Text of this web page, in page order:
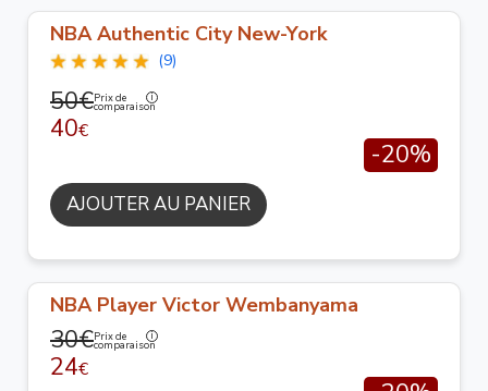
NBA Authentic City New-York
(9)
50€Prix de
comparaison
40€
-20%
AJOUTER AU PANIER
NBA Player Victor Wembanyama
30€Prix de
comparaison
24€